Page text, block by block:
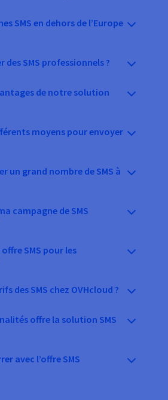
SMS en dehors de l’Europe
des SMS professionnels ?
de notre solution
moyens pour envoyer
un grand nombre de SMS à
campagne de SMS
offre SMS pour les
des SMS chez OVHcloud ?
offre la solution SMS
avec l’offre SMS